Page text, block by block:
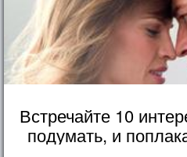
Встречайте 10
подумать, и